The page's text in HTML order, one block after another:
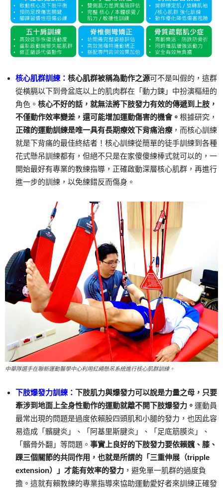
核心肌群訓練： 核心肌群被稱為動作之源可不是叫假的，這群
從橫膈以下到骨盆底以上的肌肉群在「動力鍊」中扮演樞紐的
角色。 核心不好的話，就無法將下肢發力有效的傳遞到上肢，
不僅動作效率變差，還可能增加運動傷害的機會。 根據研究，
正確的運動訓練是唯一具有長期療效下背痛治療，而核心訓練
就是下背痛的最佳終結者！核心訓練從簡單的徒手訓練到各種
花式懸吊訓練都有，但絕不只是在家傻傻練棒式就可以的，一
開始最好有專業的教練指導，正確啟動深層核心肌群，再進行
進一步的訓練，以免練錯反而傷身。
中華隊選手在聯新運動醫學中心利用紅繩懸吊系統進行核心肌群訓練。
下肢爆發力訓練： 下肢肌力與爆發力可以說是力量之母，只要
牽涉到地面上全身性動作的運動就離不開下肢爆發力。 運動員
最常出現的問題是過度依賴股四頭肌和小腿的發力，也因此容
易造成「髕腱炎」、「阿基里斯腱炎」、「足底筋膜炎」、
「髕骨外翻」等問題。 事實上良好的下肢發力要依賴髖、膝、
踝三個關節的共同作用，也就是所謂的「三重伸展（tripple
extension）」才能有效率的發力 ，避免單一肌群的過度負
擔。這就有賴教練的專業指導來協助運動愛好者來訓練正確發